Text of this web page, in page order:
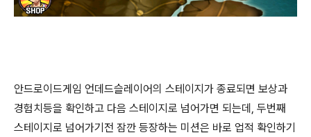
안드로이드게임 언데드슬레이어의 스테이지가 종료되면 보상과
경험치등을 확인하고 다음 스테이지로 넘어가면 되는데, 두번째
스테이지로 넘어가기전 잠깐 등장하는 미션은 바로 업적 확인하기